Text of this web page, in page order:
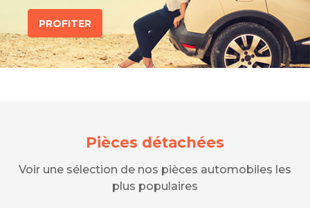
PROFITER
Pièces détachées
Voir une sélection de nos pièces automobiles les
plus populaires